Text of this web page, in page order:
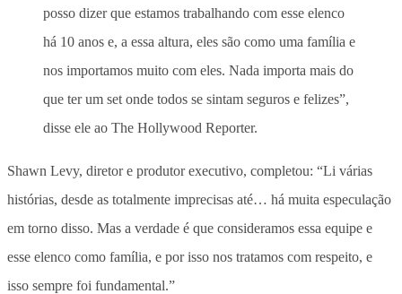
posso dizer que estamos trabalhando com esse elenco
há 10 anos e, a essa altura, eles são como uma família e
nos importamos muito com eles. Nada importa mais do
que ter um set onde todos se sintam seguros e felizes”,
disse ele ao The Hollywood Reporter.
Shawn Levy, diretor e produtor executivo, completou: “Li várias
histórias, desde as totalmente imprecisas até… há muita especulação
em torno disso. Mas a verdade é que consideramos essa equipe e
esse elenco como família, e por isso nos tratamos com respeito, e
isso sempre foi fundamental.”